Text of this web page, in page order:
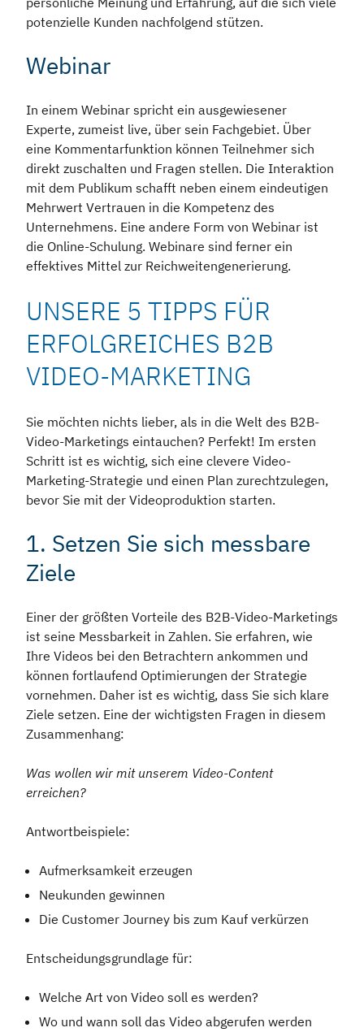
potenzielle Kunden nachfolgend stützen.
Webinar
In einem Webinar spricht ein ausgewiesener
Experte, zumeist live, über sein Fachgebiet. Über
eine Kommentarfunktion können Teilnehmer sich
direkt zuschalten und Fragen stellen. Die Interaktion
mit dem Publikum schafft neben einem eindeutigen
Mehrwert Vertrauen in die Kompetenz des
Unternehmens. Eine andere Form von Webinar ist
die Online-Schulung. Webinare sind ferner ein
effektives Mittel zur Reichweitengenerierung.
UNSERE 5 TIPPS FÜR
ERFOLGREICHES B2B
VIDEO-MARKETING
Sie möchten nichts lieber, als in die Welt des B2B-
Video-Marketings eintauchen? Perfekt! Im ersten
Schritt ist es wichtig, sich eine clevere Video-
Marketing-Strategie und einen Plan zurechtzulegen,
bevor Sie mit der Videoproduktion starten.
1. Setzen Sie sich messbare
Ziele
Einer der größten Vorteile des B2B-Video-Marketings
ist seine Messbarkeit in Zahlen. Sie erfahren, wie
Ihre Videos bei den Betrachtern ankommen und
können fortlaufend Optimierungen der Strategie
vornehmen. Daher ist es wichtig, dass Sie sich klare
Ziele setzen. Eine der wichtigsten Fragen in diesem
Zusammenhang:
Was wollen wir mit unserem Video-Content
erreichen?
Antwortbeispiele:
Aufmerksamkeit erzeugen
Neukunden gewinnen
Die Customer Journey bis zum Kauf verkürzen
Entscheidungsgrundlage für:
Welche Art von Video soll es werden?
Wo und wann soll das Video abgerufen werden